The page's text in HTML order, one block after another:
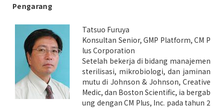
Pengarang
Tatsuo Furuya
Konsultan Senior, GMP Platform, CM P
lus Corporation
Setelah bekerja di bidang manajemen
sterilisasi, mikrobiologi, dan jaminan
mutu di Johnson & Johnson, Creative
Medic, dan Boston Scientific, ia bergab
ung dengan CM Plus, Inc. pada tahun 2